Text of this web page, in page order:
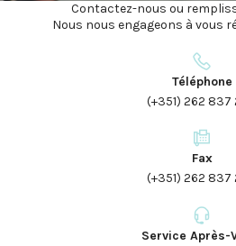
Contactez-nous ou
Nous nous engageons à vous
Téléphone
(+351) 262 837
Fax
(+351) 262 837
Service Après-